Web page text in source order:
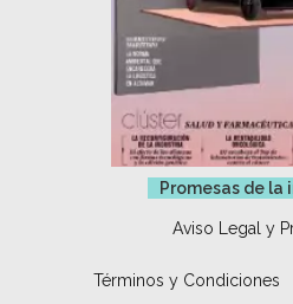
Promesas de la
Aviso Legal y
Términos y Condiciones